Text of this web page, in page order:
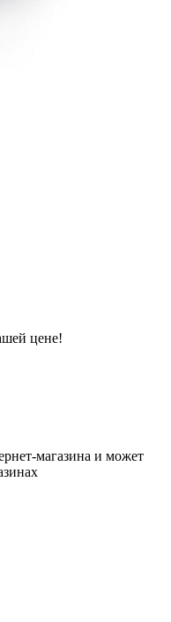
цене!
магазина и может